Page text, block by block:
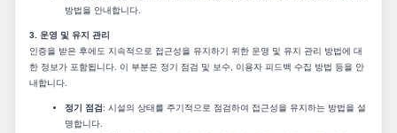
방법을 안내합니다.
3. 운영 및 유지 관리
인증을 받은 후에도 지속적으로 접근성을 유지하기 위한 운영 및 유지 관리 방법에 대
한 정보가 포함됩니다. 이 부분은 정기 점검 및 보수, 이용자 피드백 수집 방법 등을 안
내합니다.
정기 점검 : 시설의 상태를 주기적으로 점검하여 접근성을 유지하는 방법을 설
명합니다.